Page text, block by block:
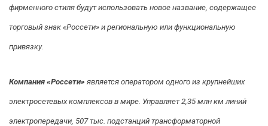
фирменного стиля будут использовать новое название, содержащее
торговый знак «Россети» и региональную или функциональную
привязку.
Компания «Россети» является оператором одного из крупнейших
электросетевых комплексов в мире. Управляет 2,35 млн км линий
электропередачи, 507 тыс. подстанций трансформаторной